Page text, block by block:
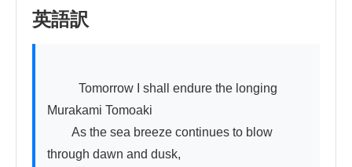
英語訳
Murakami Tomoaki
As the sea breeze continues to blow
through dawn and dusk,